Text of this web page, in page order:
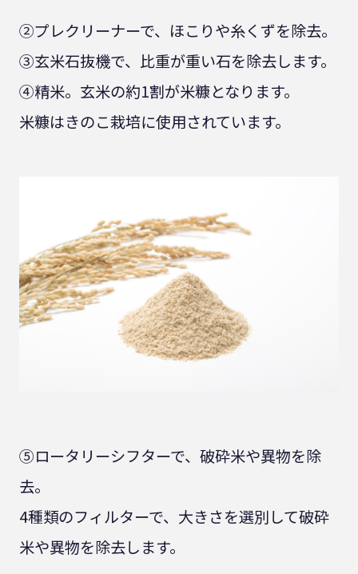
②プレクリーナーで、ほこりや糸くずを除去。
③玄米石抜機で、比重が重い石を除去します。
④精米。玄米の約1割が米糠となります。
米糠はきのこ栽培に使用されています。
⑤ロータリーシフターで、破砕米や異物を除
去。
4種類のフィルターで、大きさを選別して破砕
米や異物を除去します。